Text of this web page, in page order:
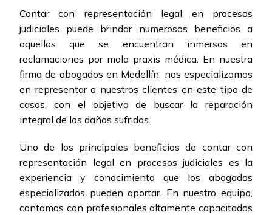
Contar con representación legal en procesos
judiciales puede brindar numerosos beneficios a
aquellos que se encuentran inmersos en
reclamaciones por mala praxis médica. En nuestra
firma de abogados en Medellín, nos especializamos
en representar a nuestros clientes en este tipo de
casos, con el objetivo de buscar la reparación
integral de los daños sufridos.
Uno de los principales beneficios de contar con
representación legal en procesos judiciales es la
experiencia y conocimiento que los abogados
especializados pueden aportar. En nuestro equipo,
contamos con profesionales altamente capacitados